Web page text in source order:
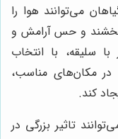
می‌توانند هوا را
و حس آرامش و
سلیقه، با انتخاب
در مکان‌های مناسب،
کند.
تاثیر بزرگی در